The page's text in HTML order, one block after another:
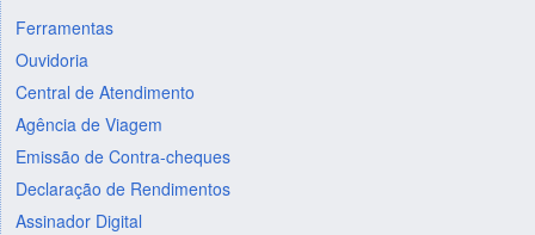
Ferramentas
Ouvidoria
Central de Atendimento
Agência de Viagem
Emissão de Contra-cheques
Declaração de Rendimentos
Assinador Digital